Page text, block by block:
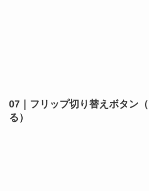
07｜フリップ切り替えボタン
る）